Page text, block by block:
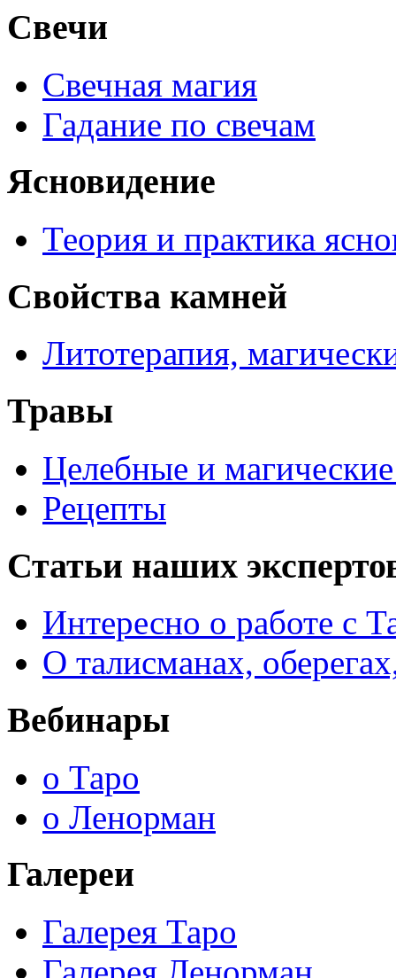
Свечи
Свечная магия
Гадание по свечам
Ясновидение
Теория и практика
Свойства камней
Литотерапия,
Травы
Целебные и магические
Рецепты
Статьи наших
Интересно о работе с
О талисманах,
Вебинары
о Таро
о Ленорман
Галереи
Галерея Таро